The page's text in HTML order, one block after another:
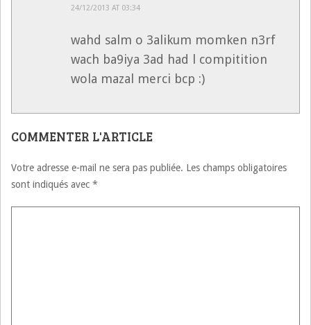
24/12/2013 AT 03:34
wahd salm o 3alikum momken n3rf
wach ba9iya 3ad had l compitition
wola mazal merci bcp :)
COMMENTER L'ARTICLE
Votre adresse e-mail ne sera pas publiée. Les champs obligatoires
sont indiqués avec *